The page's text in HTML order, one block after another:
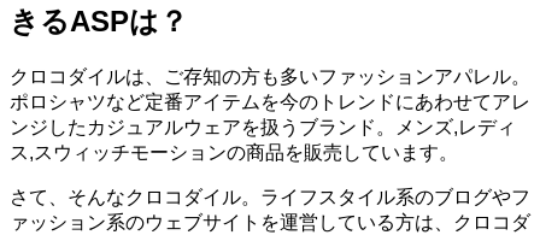
きるASPは？
クロコダイルは、ご存知の方も多いファッションアパレル。
ポロシャツなど定番アイテムを今のトレンドにあわせてアレ
ンジしたカジュアルウェアを扱うブランド。メンズ,レディ
ス,スウィッチモーションの商品を販売しています。
さて、そんなクロコダイル。ライフスタイル系のブログやフ
ァッション系のウェブサイトを運営している方は、クロコダ